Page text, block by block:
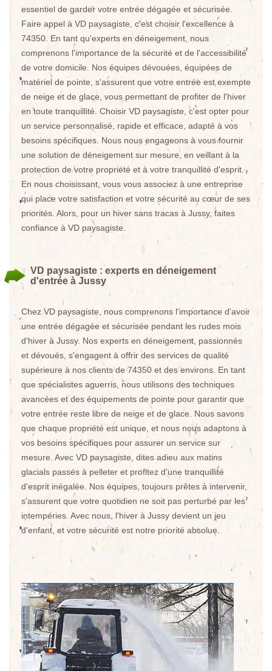
essentiel de garder votre entrée dégagée et sécurisée.
Faire appel à VD paysagiste, c'est choisir l'excellence à
74350. En tant qu'experts en déneigement, nous
comprenons l'importance de la sécurité et de l'accessibilité
de votre domicile. Nos équipes dévouées, équipées de
matériel de pointe, s'assurent que votre entrée est exempte
de neige et de glace, vous permettant de profiter de l'hiver
en toute tranquillité. Choisir VD paysagiste, c'est opter pour
un service personnalisé, rapide et efficace, adapté à vos
besoins spécifiques. Nous nous engageons à vous fournir
une solution de déneigement sur mesure, en veillant à la
protection de votre propriété et à votre tranquillité d'esprit.
En nous choisissant, vous vous associez à une entreprise
qui place votre satisfaction et votre sécurité au cœur de ses
priorités. Alors, pour un hiver sans tracas à Jussy, faites
confiance à VD paysagiste.
VD paysagiste : experts en déneigement
d'entrée à Jussy
Chez VD paysagiste, nous comprenons l'importance d'avoir
une entrée dégagée et sécurisée pendant les rudes mois
d'hiver à Jussy. Nos experts en déneigement, passionnés
et dévoués, s'engagent à offrir des services de qualité
supérieure à nos clients de 74350 et des environs. En tant
que spécialistes aguerris, nous utilisons des techniques
avancées et des équipements de pointe pour garantir que
votre entrée reste libre de neige et de glace. Nous savons
que chaque propriété est unique, et nous nous adaptons à
vos besoins spécifiques pour assurer un service sur
mesure. Avec VD paysagiste, dites adieu aux matins
glacials passés à pelleter et profitez d'une tranquillité
d'esprit inégalée. Nos équipes, toujours prêtes à intervenir,
s'assurent que votre quotidien ne soit pas perturbé par les
intempéries. Avec nous, l'hiver à Jussy devient un jeu
d'enfant, et votre sécurité est notre priorité absolue.